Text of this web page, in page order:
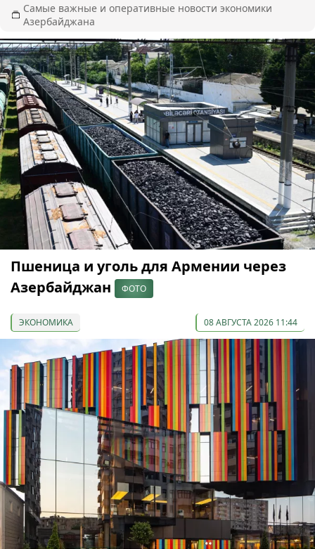
Самые важные и оперативные новости экономики
Азербайджана
Пшеница и уголь для Армении через
Азербайджан
ФОТО
ЭКОНОМИКА 08 АВГУСТА 2026 11:44